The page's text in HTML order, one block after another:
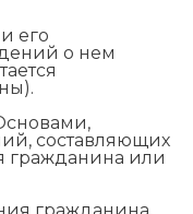
его
о нем
составляющих
гражданина или